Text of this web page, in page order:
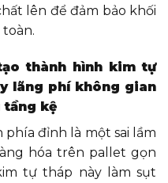
lên để đảm bảo khối
thành hình kim tự
lãng phí không gian
tầng kệ
đỉnh là một sai lầm
hóa trên pallet gọn
tự tháp này làm sụt